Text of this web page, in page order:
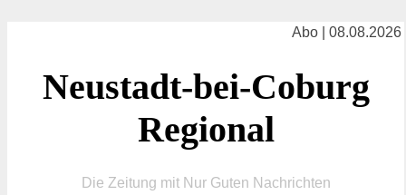
Abo | 08.08.2026
Neustadt-bei-Coburg
Regional
Die Zeitung mit Nur Guten Nachrichten